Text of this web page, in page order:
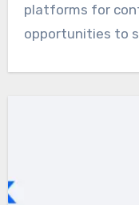
platforms for
opportunities to